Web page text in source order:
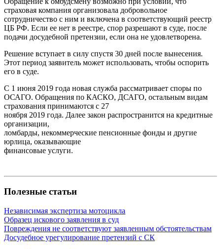
страховая компания организовала добровольное
сотрудничество с ним и включена в соответствующий реестр
ЦБ РФ. Если ее нет в реестре, спор разрешают в суде, после
подачи досудебной претензии, если она не удовлетворена.
Решение вступает в силу спустя 30 дней после вынесения.
Этот период заявитель может использовать, чтобы оспорить
его в суде.
С 1 июня 2019 года новая служба рассматривает споры по
ОСАГО. Обращения по КАСКО, ДСАГО, остальным видам
страхования принимаются с 27
ноября 2019 года. Далее закон распространится на кредитные
организации,
ломбарды, некоммерческие пенсионные фонды и другие
юрлица, оказывающие
финансовые услуги.
Полезные статьи
Независимая экспертиза мотоцикла
Образец искового заявления в суд
Повреждения не соответствуют заявленным обстоятельствам
Досудебное урегулирование претензий с СК